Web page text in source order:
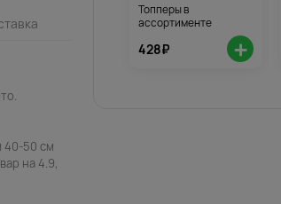
40-50 см
на 4.9,
Топперы в
ассортименте
428₽ +